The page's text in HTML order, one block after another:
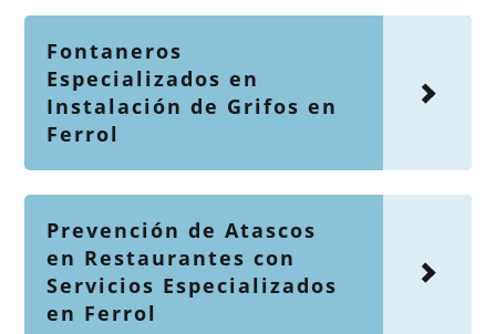
Fontaneros
Especializados en
Instalación de Grifos en
Ferrol
Prevención de Atascos
en Restaurantes con
Servicios Especializados
en Ferrol